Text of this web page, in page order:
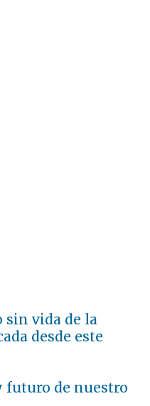
sin vida de la
desde este
futuro de nuestro